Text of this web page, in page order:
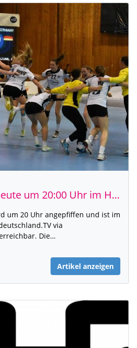
DHB-Auswahl heute um 20:00 Uhr im Halbfinale der U17-EM gegen Frankreich - Live-Stream verfügbar
um 20 Uhr angepfiffen und ist im
via
Die…
Artikel anzeigen